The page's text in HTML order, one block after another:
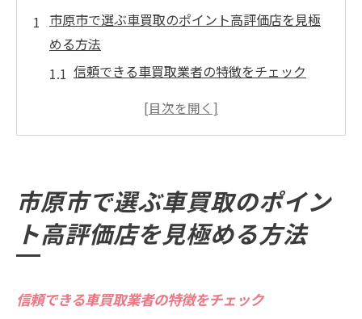
市原市で選ぶ車買取のポイント高評価店を見極
める方法
信頼できる車買取業者の特徴をチェック
高評価店の口コミから学ぶ選び方
過去の取引実績から見る高評価業者
車買取で失敗しないための業者選び市原市の高
市原市で選ぶ車買取のポイン
ト高評価店を見極める方法
信頼できる車買取業者の特徴をチェック